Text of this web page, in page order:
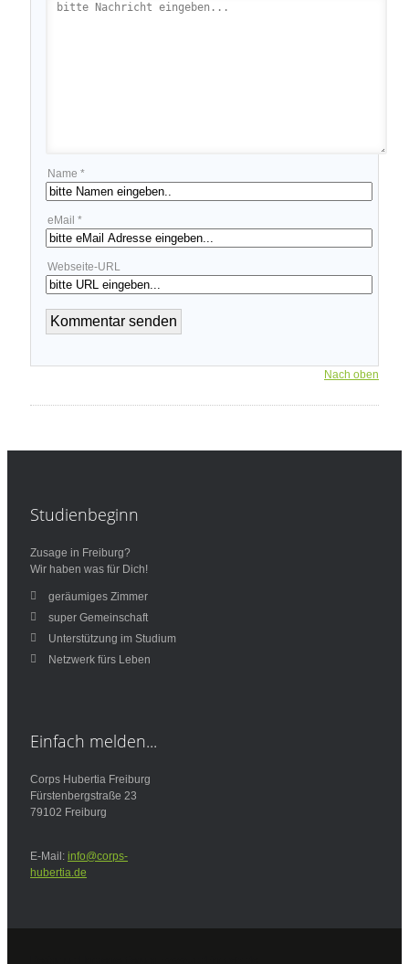
Name *
eMail *
Webseite-URL
Nach oben
Studienbeginn
Zusage in Freiburg?
Wir haben was für Dich!
geräumiges Zimmer
super Gemeinschaft
Unterstützung im Studium
Netzwerk fürs Leben
Einfach melden...
Corps Hubertia Freiburg
Fürstenbergstraße 23
79102 Freiburg
E-Mail: info@corps-
hubertia.de